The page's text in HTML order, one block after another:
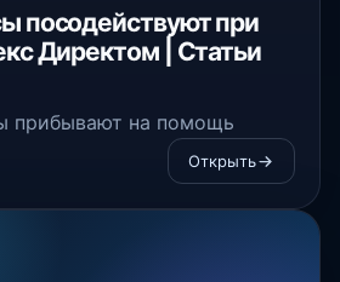
посодействуют при
Директом | Статьи
прибывают на помощь
Открыть